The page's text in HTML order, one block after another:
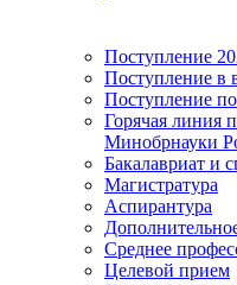
Поступление
Поступление в
Поступление
Горячая линия
Минобрнауки
Бакалавриат и
Магистратура
Аспирантура
Среднее
Целевой прием